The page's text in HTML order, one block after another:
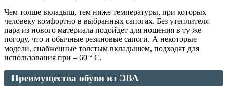
Чем толще вкладыш, тем ниже температуры, при которых
человеку комфортно в выбранных сапогах. Без утеплителя
пара из нового материала подойдет для ношения в ту же
погоду, что и обычные резиновые сапоги. А некоторые
модели, снабженные толстым вкладышем, подходят для
использования при – 60 ° С.
Преимущества обуви из ЭВА